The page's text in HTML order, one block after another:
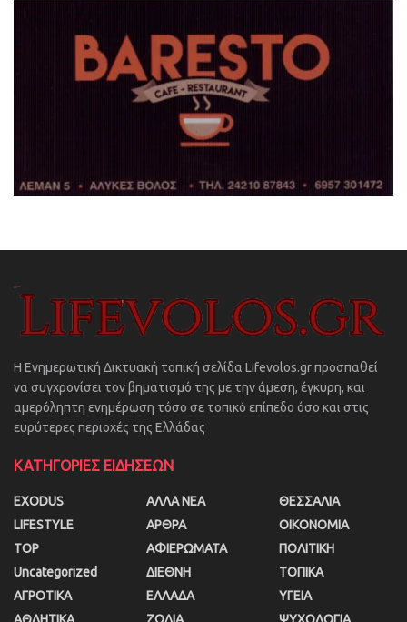
Η Ενημερωτική Δικτυακή τοπική σελίδα Lifevolos.gr προσπαθεί
να συγχρονίσει τον βηματισμό της με την άμεση, έγκυρη, και
αμερόληπτη ενημέρωση τόσο σε τοπικό επίπεδο όσο και στις
ευρύτερες περιοχές της Ελλάδας
ΚΑΤΗΓΟΡΙΕΣ ΕΙΔΗΣΕΩΝ
EXODUS
LIFESTYLE
TOP
Uncategorized
ΑΓΡΟΤΙΚΑ
ΑΛΛΑ ΝΕΑ
ΑΡΘΡΑ
ΑΦΙΕΡΩΜΑΤΑ
ΔΙΕΘΝΗ
ΕΛΛΑΔΑ
ΘΕΣΣΑΛΙΑ
ΟΙΚΟΝΟΜΙΑ
ΠΟΛΙΤΙΚΗ
ΤΟΠΙΚΑ
ΥΓΕΙΑ